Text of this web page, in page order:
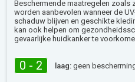
Beschermende maatregelen zoals
worden aanbevolen wanneer de
schaduw blijven en geschikte
kan ook helpen om
gevaarlijke huidkanker te
0 - 2 laag: geen